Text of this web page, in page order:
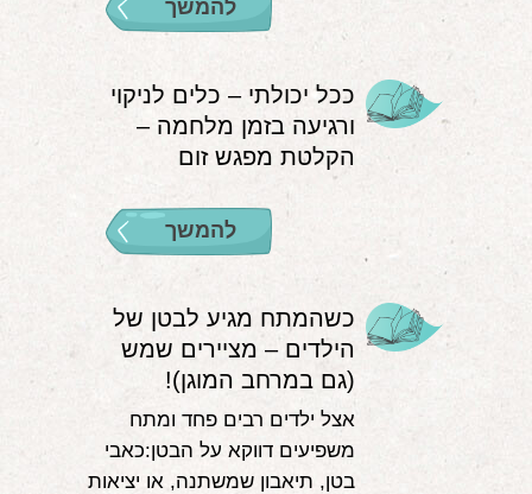
להמשך
ככל יכולתי – כלים לניקוי
ורגיעה בזמן מלחמה –
הקלטת מפגש זום
להמשך
כשהמתח מגיע לבטן של
הילדים – מציירים שמש
(גם במרחב המוגן)!
אצל ילדים רבים פחד ומתח
משפיעים דווקא על הבטן:כאבי
בטן, תיאבון שמשתנה, או יציאות